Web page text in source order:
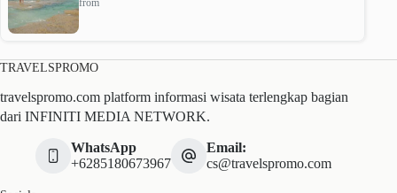
from
TRAVELSPROMO
travelspromo.com platform informasi wisata terlengkap bagian
dari INFINITI MEDIA NETWORK.
WhatsApp
+6285180673967
Email:
cs@travelspromo.com